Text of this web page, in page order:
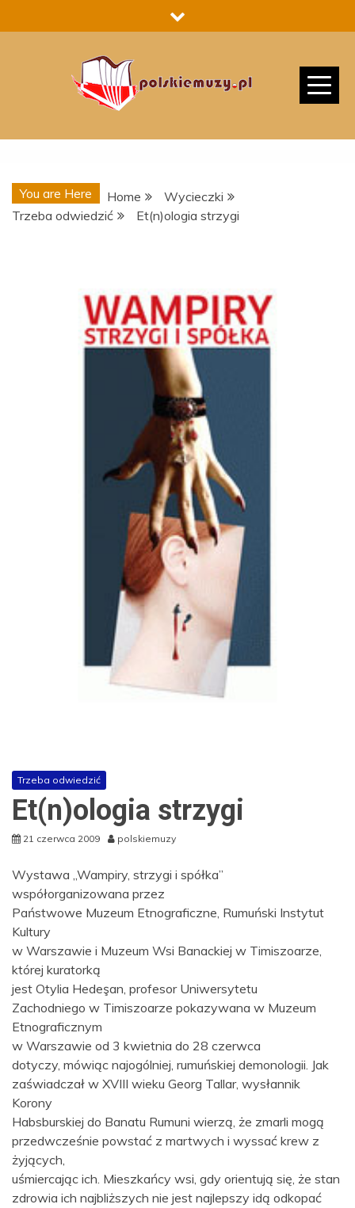
to
You are Here Home
Wycieczki
Trzeba odwiedzić
Et(n)ologia strzygi
Trzeba odwiedzić
Et(n)ologia strzygi
21 czerwca 2009 polskiemuzy
Wystawa „Wampiry, strzygi i spółka”
współorganizowana przez
Państwowe Muzeum Etnograficzne, Rumuński Instytut
Kultury
w Warszawie i Muzeum Wsi Banackiej w Timiszoarze,
której kuratorką
jest Otylia Hedeşan, profesor Uniwersytetu
Zachodniego w Timiszoarze pokazywana w Muzeum
Etnograficznym
w Warszawie od 3 kwietnia do 28 czerwca
dotyczy, mówiąc najogólniej, rumuńskiej demonologii. Jak
zaświadczał w XVIII wieku Georg Tallar, wysłannik
Korony
Habsburskiej do Banatu Rumuni wierzą, że zmarli mogą
przedwcześnie powstać z martwych i wyssać krew z
żyjących,
uśmiercając ich. Mieszkańcy wsi, gdy orientują się, że stan
zdrowia ich najbliższych nie jest najlepszy idą odkopać